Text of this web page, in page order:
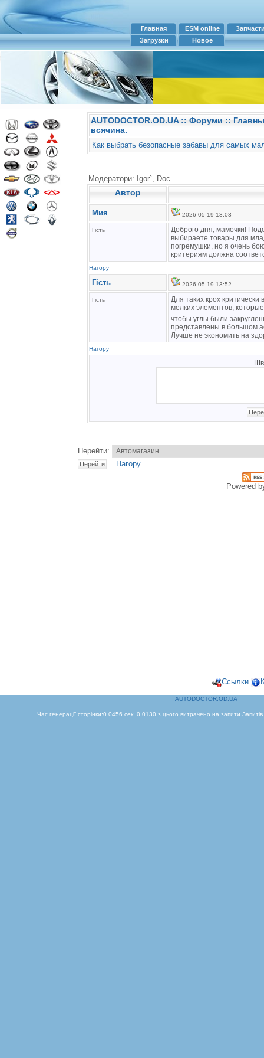
Главная ESM online
Загрузки
Новое
AUTODOCTOR.OD.UA:: Форуми ::
всячина.
Как выбрать безопасные забавы для самых
Модератори: Igor`, Doc.
Автор
Мия 2026-05-19 13:03
Гість
Доброго дня, мамочки!
выбираете товары для
погремушки, но я очень
критериям должна
Нагору
Гість 2026-05-19 13:52
Гість
Для таких крох
мелких элементов,
чтобы углы были
представлены в большом
Лучше не экономить на
Нагору
Перейти:
Нагору
Powered
Ссылки
AUTODOCTOR.OD.UA
Час генерації сторінки:0.0456 сек.,0.0130 з цього витрачено на